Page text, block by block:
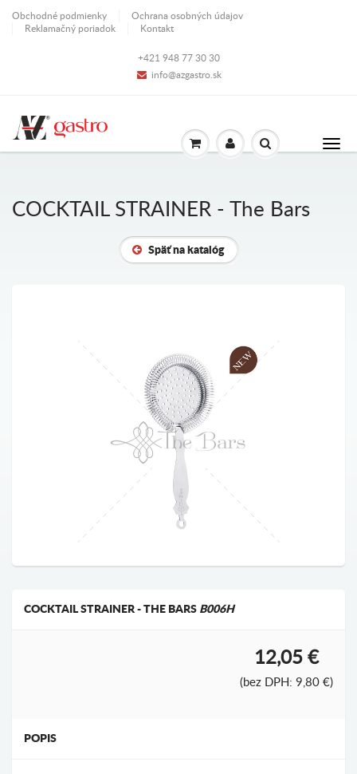
Obchodné podmienky
Ochrana osobných údajov
Reklamačný poriadok
Kontakt
+421 948 77 30 30
info@azgastro.sk
COCKTAIL STRAINER - The Bars
Späť na katalóg
COCKTAIL STRAINER - THE BARS B006H
12,05 €
(bez DPH: 9,80 €)
POPIS